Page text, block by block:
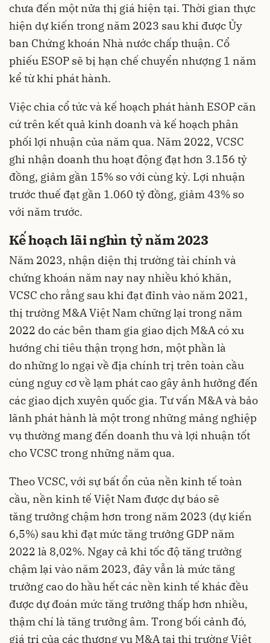
chưa đến một nửa thị giá hiện tại. Thời gian thực
hiện dự kiến trong năm 2023 sau khi được Ủy
ban Chứng khoán Nhà nước chấp thuận. Cổ
phiếu ESOP sẽ bị hạn chế chuyển nhượng 1 năm
kể từ khi phát hành.
Việc chia cổ tức và kế hoạch phát hành ESOP căn
cứ trên kết quả kinh doanh và kế hoạch phân
phối lợi nhuận của năm qua. Năm 2022, VCSC
ghi nhận doanh thu hoạt động đạt hơn 3.156 tỷ
đồng, giảm gần 15% so với cùng kỳ. Lợi nhuận
trước thuế đạt gần 1.060 tỷ đồng, giảm 43% so
với năm trước.
Kế hoạch lãi nghìn tỷ năm 2023
Năm 2023, nhận diện thị trường tài chính và
chứng khoán năm nay nay nhiều khó khăn,
VCSC cho rằng sau khi đạt đỉnh vào năm 2021,
thị trường M&A Việt Nam chững lại trong năm
2022 do các bên tham gia giao dịch M&A có xu
hướng chi tiêu thận trọng hơn, một phần là
do những lo ngại về địa chính trị trên toàn cầu
cùng nguy cơ về lạm phát cao gây ảnh hưởng đến
các giao dịch xuyên quốc gia. Tư vấn M&A và bảo
lãnh phát hành là một trong những mảng nghiệp
vụ thường mang đến doanh thu và lợi nhuận tốt
cho VCSC trong những năm qua.
Theo VCSC, với sự bất ổn của nền kinh tế toàn
cầu, nền kinh tế Việt Nam được dự báo sẽ
tăng trưởng chậm hơn trong năm 2023 (dự kiến
6,5%) sau khi đạt mức tăng trưởng GDP năm
2022 là 8,02%. Ngay cả khi tốc độ tăng trưởng
chậm lại vào năm 2023, đây vẫn là mức tăng
trưởng cao do hầu hết các nền kinh tế khác đều
được dự đoán mức tăng trưởng thấp hơn nhiều,
thậm chí là tăng trưởng âm. Trong bối cảnh đó,
giá trị của các thương vụ M&A tại thị trường Việt